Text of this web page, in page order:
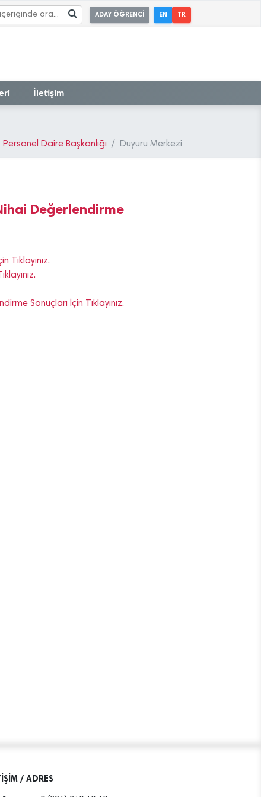
ADAY ÖĞRENCİ EN TR
İletişim
Personel Daire Başkanlığı Duyuru Merkezi
Değerlendirme
Tıklayınız.
Sonuçları İçin Tıklayınız.
/ ADRES